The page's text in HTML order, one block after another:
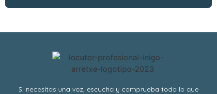
Si necesitas una voz, escucha y comprueba todo lo que